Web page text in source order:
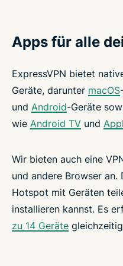
Apps für alle
ExpressVPN bietet
Geräte, darunter macOS
und Android-Geräte
wie Android TV und
Wir bieten auch eine
und andere Browser an.
Hotspot mit Geräten
installieren kannst. Es
zu 14 Geräte